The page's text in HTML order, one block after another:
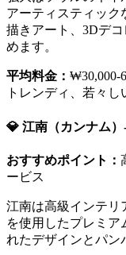
アーティスティック
描きアート、3Dデ
めます。
平均料金： ₩30,000-
トレンディ、若々し
💎 江南（カンナム
おすすめポイント：
ービス
江南は高級インテリ
を使用したプレミア
れたデザインとパン